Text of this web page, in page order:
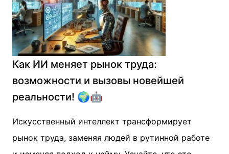
Как ИИ меняет рынок труда:
возможности и вызовы новейшей
реальности! 🌍🤖
Искусственный интеллект трансформирует
рынок труда, заменяя людей в рутинной работе